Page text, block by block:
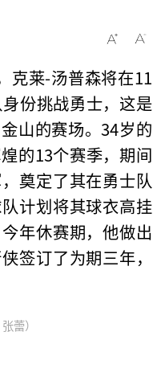
克莱-汤普森将在11
份挑战勇士，这是
山的赛场。34岁的
的13个赛季，期间
奠定了其在勇士队
计划将其球衣高挂
年休赛期，他做出
签订了为期三年，
蕾）